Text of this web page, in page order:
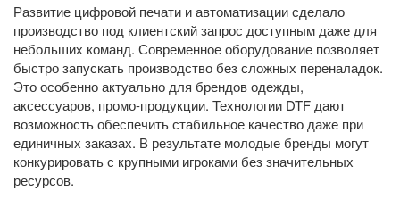
Развитие цифровой печати и автоматизации сделало
производство под клиентский запрос доступным даже для
небольших команд. Современное оборудование позволяет
быстро запускать производство без сложных переналадок.
Это особенно актуально для брендов одежды,
аксессуаров, промо-продукции. Технологии DTF дают
возможность обеспечить стабильное качество даже при
единичных заказах. В результате молодые бренды могут
конкурировать с крупными игроками без значительных
ресурсов.